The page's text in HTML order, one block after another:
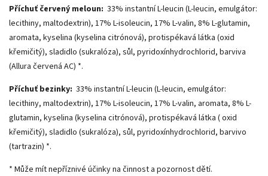
Příchuť červený meloun: 33% instantní L-leucin (L-leucin, emulgátor:
lecithiny, maltodextrin), 17% L-isoleucin, 17% L-valin, 8% L-glutamin,
aromata, kyselina (kyselina citrónová), protispékavá látka (oxid
křemičitý), sladidlo (sukralóza), sůl, pyridoxínhydrochlorid, barviva
(Allura červená AC) *.
Příchuť bezinky: 33% instantní L-leucin (L-leucin, emulgátor:
lecithiny, maltodextrin), 17% L-isoleucin, 17% L-valin, aromata, 8% L-
glutamin, kyselina (kyselina citrónová), protispékavá látka ( oxid
křemičitý), sladidlo (sukralóza), sůl, pyridoxínhydrochlorid, barvivo
(tartrazin) *.
* Může mít nepříznivé účinky na činnost a pozornost dětí.